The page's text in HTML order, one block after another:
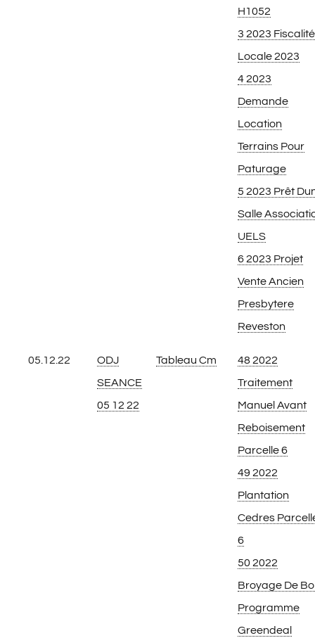
H1052
3 2023 Fiscalité
Locale 2023
4 2023
Demande
Location
Terrains Pour
Paturage
5 2023 Prêt
Salle
UELS
6 2023 Projet
Vente Ancien
Presbytere
Reveston
05.12.22
ODJ
SEANCE
05 12 22
Tableau Cm
48 2022
Traitement
Manuel Avant
Reboisement
Parcelle 6
49 2022
Plantation
Cedres
6
50 2022
Broyage De
Programme
Greendeal